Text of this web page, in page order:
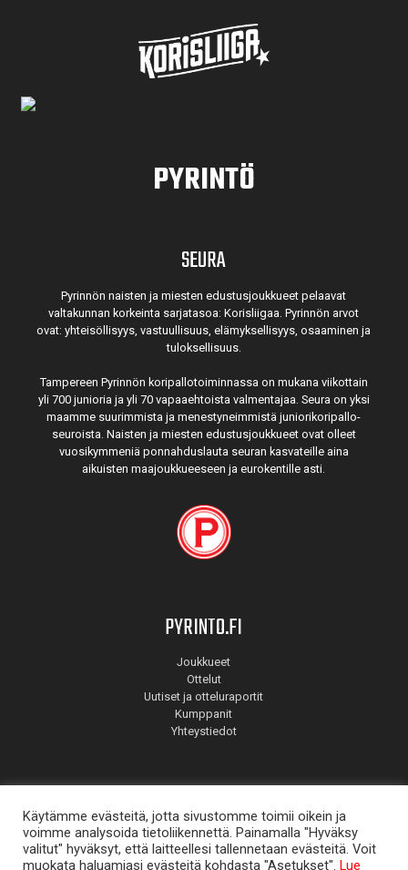
PYRINTÖ
SEURA
Pyrinnön naisten ja miesten edustusjoukkueet pelaavat
valtakunnan korkeinta sarjatasoa: Korisliigaa. Pyrinnön arvot
ovat: yhteisöl­lisyys, vastuul­lisuus, elämyk­sellisyys, osaaminen ja
tulok­sellisuus.
Tampereen Pyrinnön kori­pallo­toimin­nassa on mukana viikottain
yli 700 junioria ja yli 70 vapaa­ehtoista valmen­tajaa. Seura on yksi
maamme suurim­mista ja menes­tyneim­mistä juni­ori­kori­pallo­
seuroista. Naisten ja miesten edustus­joukkueet ovat olleet
vuosi­kymmeniä ponnahdus­lauta seuran kasvateille aina
aikuisten maa­joukkueeseen ja euro­kentille asti.
PYRINTO.FI
Joukkueet
Ottelut
Uutiset ja otteluraportit
Kumppanit
Yhteystiedot
Käytämme evästeitä, jotta sivustomme toimii oikein ja
voimme analysoida tietoliikennettä. Painamalla "Hyväksy
valitut" hyväksyt, että laitteellesi tallennetaan evästeitä. Voit
muokata haluamiasi evästeitä kohdasta "Asetukset". Lue